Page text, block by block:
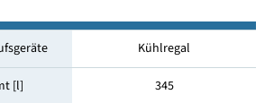
Kühlregal
[l] 345